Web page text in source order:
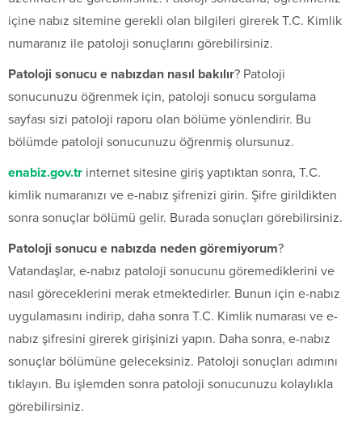
içine nabız sitemine gerekli olan bilgileri girerek T.C. Kimlik
numaranız ile patoloji sonuçlarını görebilirsiniz.
Patoloji sonucu e nabızdan nasıl bakılır? Patoloji
sonucunuzu öğrenmek için, patoloji sonucu sorgulama
sayfası sizi patoloji raporu olan bölüme yönlendirir. Bu
bölümde patoloji sonucunuzu öğrenmiş olursunuz.
enabiz.gov.tr internet sitesine giriş yaptıktan sonra, T.C.
kimlik numaranızı ve e-nabız şifrenizi girin. Şifre girildikten
sonra sonuçlar bölümü gelir. Burada sonuçları görebilirsiniz.
Patoloji sonucu e nabızda neden göremiyorum?
Vatandaşlar, e-nabız patoloji sonucunu göremediklerini ve
nasıl göreceklerini merak etmektedirler. Bunun için e-nabız
uygulamasını indirip, daha sonra T.C. Kimlik numarası ve e-
nabız şifresini girerek girişinizi yapın. Daha sonra, e-nabız
sonuçlar bölümüne geleceksiniz. Patoloji sonuçları adımını
tıklayın. Bu işlemden sonra patoloji sonucunuzu kolaylıkla
görebilirsiniz.